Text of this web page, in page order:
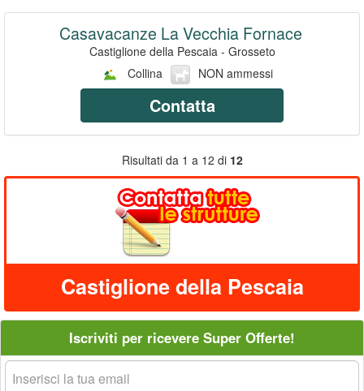
Casavacanze La Vecchia Fornace
Castiglione della Pescaia - Grosseto
Collina
NON ammessi
Contatta
Risultati da 1 a 12 di 12
Castiglione della Pescaia
Iscriviti per ricevere Super Offerte!
La
tua